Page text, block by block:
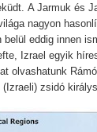
A Jarmuk és
nagyon
belül eddig innen
Izrael egyik
olvashatunk
zsidó